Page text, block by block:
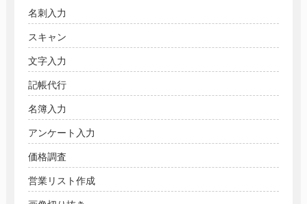
名刺入力
スキャン
文字入力
記帳代行
名簿入力
アンケート入力
価格調査
営業リスト作成